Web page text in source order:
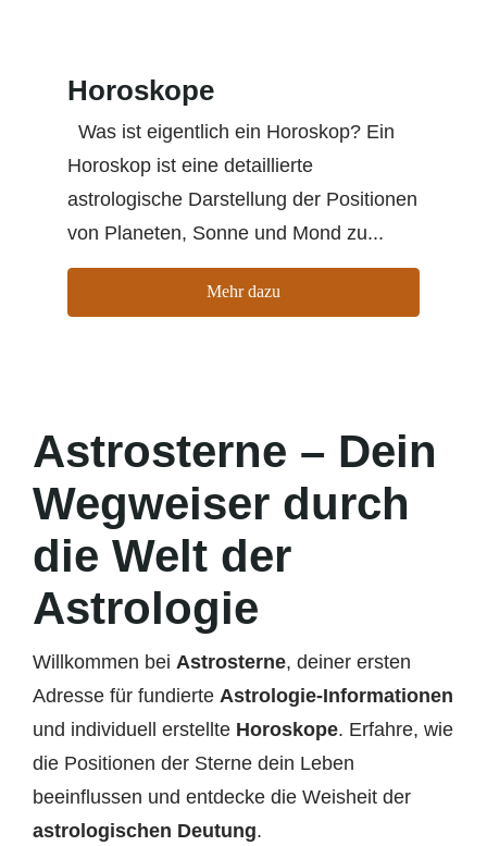
Horoskope
Was ist eigentlich ein Horoskop? Ein
Horoskop ist eine detaillierte
astrologische Darstellung der Positionen
von Planeten, Sonne und Mond zu...
Mehr dazu
Astrosterne – Dein
Wegweiser durch
die Welt der
Astrologie
Willkommen bei Astrosterne, deiner ersten
Adresse für fundierte Astrologie-Informationen
und individuell erstellte Horoskope. Erfahre, wie
die Positionen der Sterne dein Leben
beeinflussen und entdecke die Weisheit der
astrologischen Deutung.